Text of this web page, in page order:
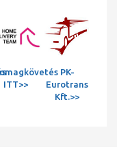
ITT>>
PK-
Eurotrans
Kft.>>